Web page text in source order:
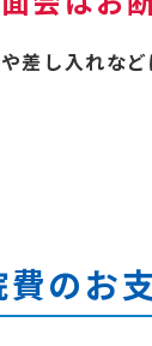
差し入れな
費のお